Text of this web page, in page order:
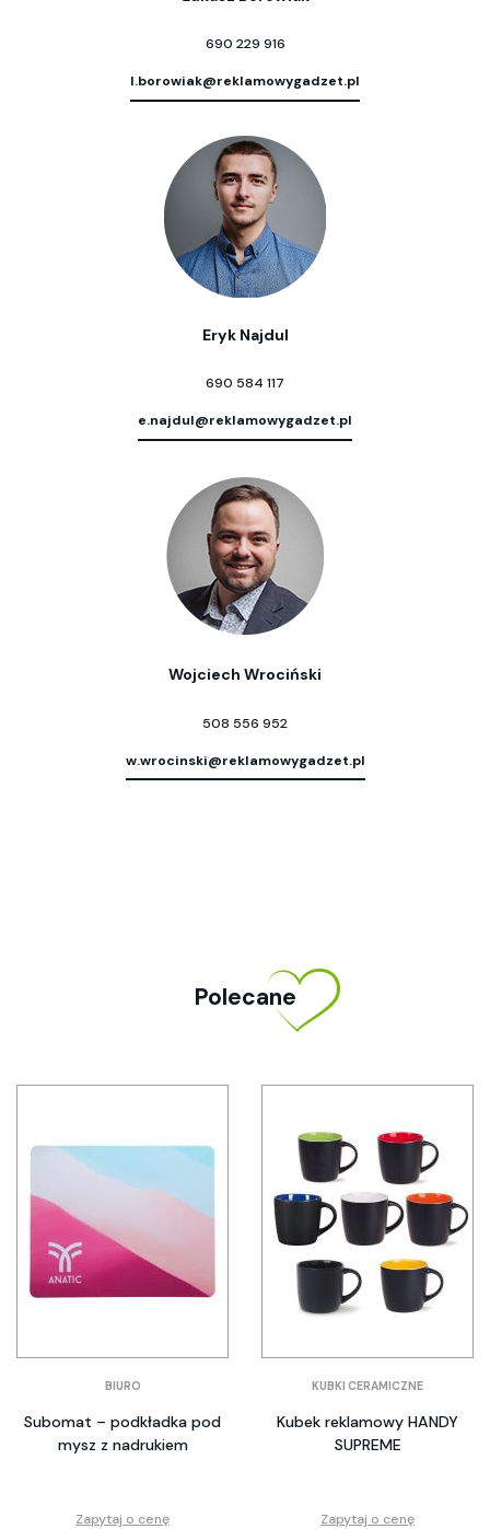
690 229 916
l.borowiak@reklamowygadzet.pl
Eryk Najdul
690 584 117
e.najdul@reklamowygadzet.pl
Wojciech Wrociński
508 556 952
w.wrocinski@reklamowygadzet.pl
Polecane
BIURO
Subomat – podkładka pod
mysz z nadrukiem
Zapytaj o cenę
KUBKI CERAMICZNE
Kubek reklamowy HANDY
SUPREME
Zapytaj o cenę